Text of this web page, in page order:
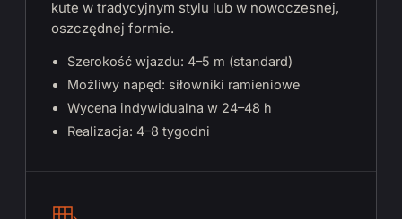
kute w tradycyjnym stylu lub w nowoczesnej,
oszczędnej formie.
Szerokość wjazdu: 4–5 m (standard)
Możliwy napęd: siłowniki ramieniowe
Wycena indywidualna w 24–48 h
Realizacja: 4–8 tygodni